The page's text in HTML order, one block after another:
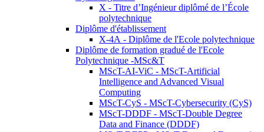
X - Titre d’Ingénieur diplômé de l’École
polytechnique
Diplôme d'établissement
X-4A - Diplôme de l'Ecole polytechnique
Diplôme de formation gradué de l'Ecole
Polytechnique -MSc&T
MScT-AI-ViC - MScT-Artificial
Intelligence and Advanced Visual
Computing
MScT-CyS - MScT-Cybersecurity (CyS)
MScT-DDDF - MScT-Double Degree
Data and Finance (DDDF)